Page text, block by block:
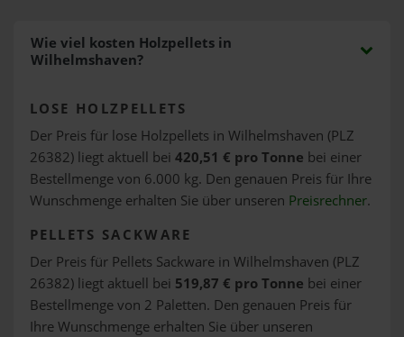
Wie viel kosten Holzpellets in
Wilhelmshaven?
LOSE HOLZPELLETS
Der Preis für lose Holzpellets in Wilhelmshaven (PLZ
26382) liegt aktuell bei 420,51 € pro Tonne bei einer
Bestellmenge von 6.000 kg. Den genauen Preis für Ihre
Wunschmenge erhalten Sie über unseren Preisrechner.
PELLETS SACKWARE
Der Preis für Pellets Sackware in Wilhelmshaven (PLZ
26382) liegt aktuell bei 519,87 € pro Tonne bei einer
Bestellmenge von 2 Paletten. Den genauen Preis für
Ihre Wunschmenge erhalten Sie über unseren